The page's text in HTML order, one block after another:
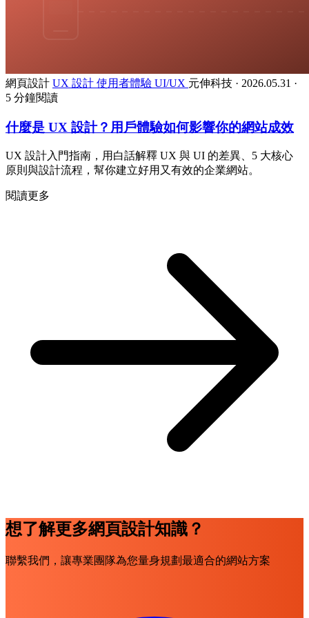
網頁設計 UX 設計 使用者體驗 UI/UX 元伸科技 · 2026.05.31 ·
5 分鐘閱讀
什麼是 UX 設計？用戶體驗如何影響你的網站成效
UX 設計入門指南，用白話解釋 UX 與 UI 的差異、5 大核心
原則與設計流程，幫你建立好用又有效的企業網站。
閱讀更多
想了解更多網頁設計知識？
聯繫我們，讓專業團隊為您量身規劃最適合的網站方案